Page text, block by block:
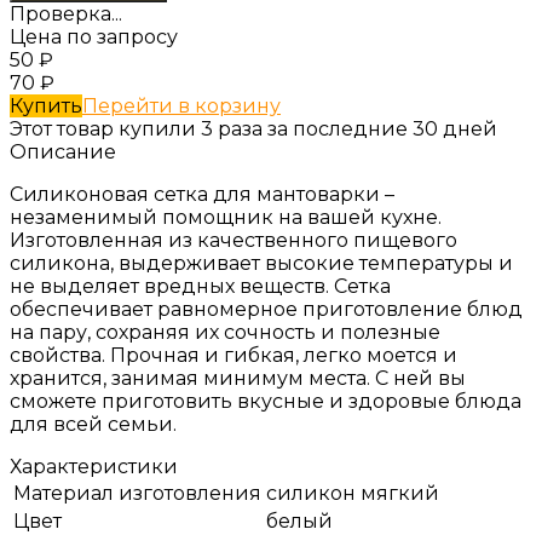
Проверка...
Цена по запросу
50 ₽
70 ₽
КупитьПерейти в корзину
Этот товар купили 3 раза за последние 30 дней
Описание
Силиконовая сетка для мантоварки –
незаменимый помощник на вашей кухне.
Изготовленная из качественного пищевого
силикона, выдерживает высокие температуры и
не выделяет вредных веществ. Сетка
обеспечивает равномерное приготовление блюд
на пару, сохраняя их сочность и полезные
свойства. Прочная и гибкая, легко моется и
хранится, занимая минимум места. С ней вы
сможете приготовить вкусные и здоровые блюда
для всей семьи.
Характеристики
Материал изготовления силикон мягкий
Цвет
белый